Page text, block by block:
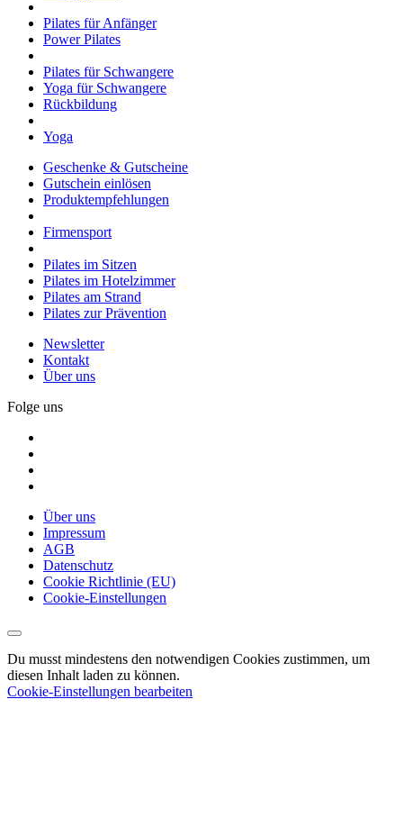
Pilates für Anfänger
Power Pilates
Pilates für Schwangere
Yoga für Schwangere
Rückbildung
Yoga
Geschenke & Gutscheine
Gutschein einlösen
Produktempfehlungen
Firmensport
Pilates im Sitzen
Pilates im Hotelzimmer
Pilates am Strand
Pilates zur Prävention
Newsletter
Kontakt
Über uns
Folge uns
Über uns
Impressum
AGB
Datenschutz
Cookie Richtlinie (EU)
Cookie-Einstellungen
Du musst mindestens den notwendigen Cookies zustimmen, um
diesen Inhalt laden zu können.
Cookie-Einstellungen bearbeiten